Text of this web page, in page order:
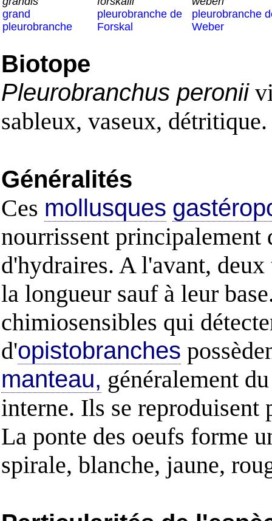
grand
pleurobranche
pleurobranche de
Forskal
pleurobranche
Weber
Biotope
Pleurobranchus peronii
sableux, vaseux, détritique.
Généralités
Ces mollusques
nourrissent principalement
d'hydraires. A l'avant,
la longueur sauf à leur
chimiosensibles qui
d'opistobranches
manteau, généralement
interne. Ils se reproduisent
La ponte des oeufs forme
spirale, blanche, jaune,